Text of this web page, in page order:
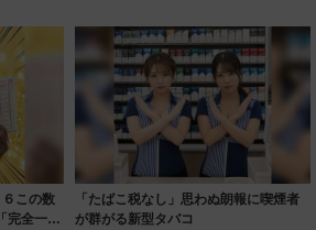
６この数
完全一
「たばこ税なし」思わぬ朗報に喫煙者
が群がる新型タバコ